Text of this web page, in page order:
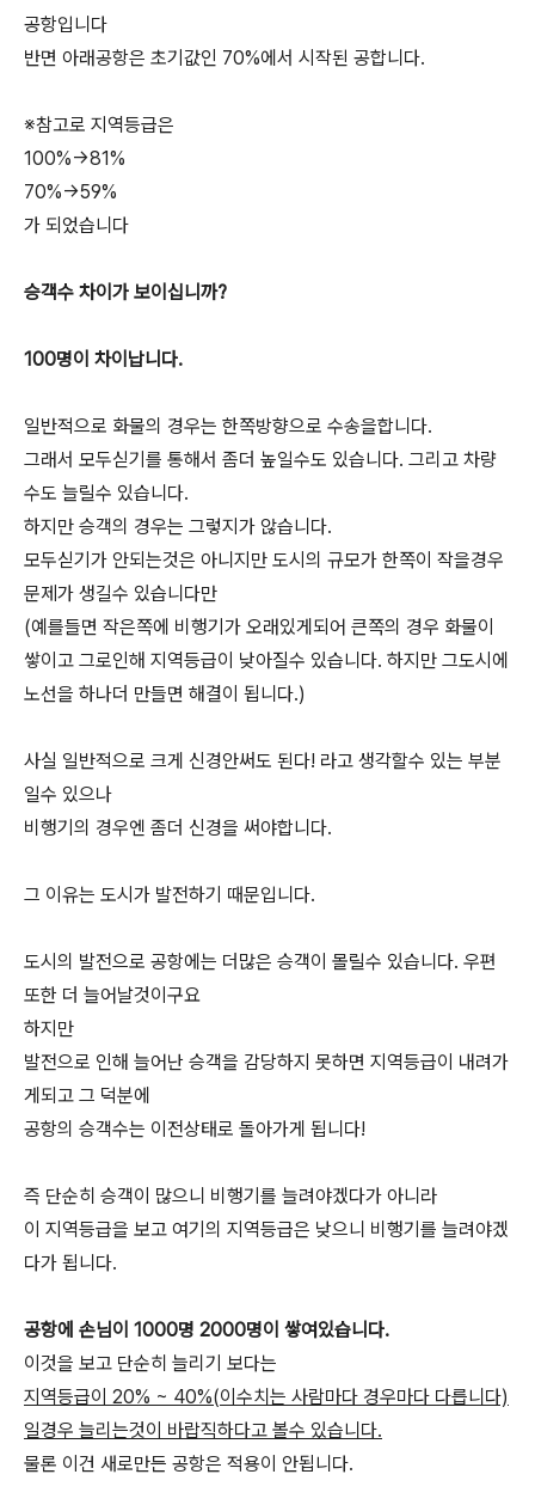
공항입니다
반면 아래공항은 초기값인 70%에서 시작된 공합니다.
※참고로 지역등급은
100%->81%
70%->59%
가 되었습니다
승객수 차이가 보이십니까?
100명이 차이납니다.
일반적으로 화물의 경우는 한쪽방향으로 수송을합니다.
그래서 모두싣기를 통해서 좀더 높일수도 있습니다. 그리고 차량
수도 늘릴수 있습니다.
하지만 승객의 경우는 그렇지가 않습니다.
모두싣기가 안되는것은 아니지만 도시의 규모가 한쪽이 작을경우
문제가 생길수 있습니다만
(예를들면 작은쪽에 비행기가 오래있게되어 큰쪽의 경우 화물이
쌓이고 그로인해 지역등급이 낮아질수 있습니다. 하지만 그도시에
노선을 하나더 만들면 해결이 됩니다.)
사실 일반적으로 크게 신경안써도 된다! 라고 생각할수 있는 부분
일수 있으나
비행기의 경우엔 좀더 신경을 써야합니다.
그 이유는 도시가 발전하기 때문입니다.
도시의 발전으로 공항에는 더많은 승객이 몰릴수 있습니다. 우편
또한 더 늘어날것이구요
하지만
발전으로 인해 늘어난 승객을 감당하지 못하면 지역등급이 내려가
게되고 그 덕분에
공항의 승객수는 이전상태로 돌아가게 됩니다!
즉 단순히 승객이 많으니 비행기를 늘려야겠다가 아니라
이 지역등급을 보고 여기의 지역등급은 낮으니 비행기를 늘려야겠
다가 됩니다.
공항에 손님이 1000명 2000명이 쌓여있습니다.
이것을 보고 단순히 늘리기 보다는
지역등급이 20% ~ 40%(이수치는 사람마다 경우마다 다릅니다)
일경우 늘리는것이 바랍직하다고 볼수 있습니다.
물론 이건 새로만든 공항은 적용이 안됩니다.